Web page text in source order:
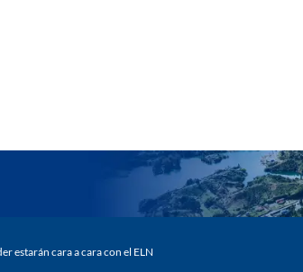
estarán cara a cara con el ELN